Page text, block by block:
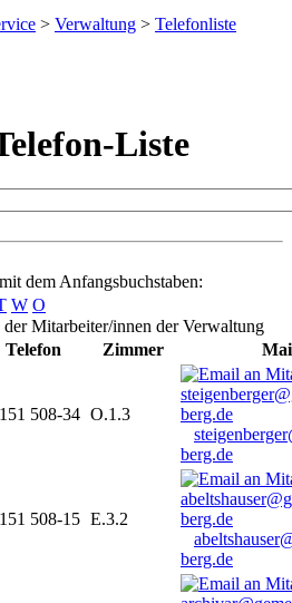
> Verwaltung > Telefonliste
Liste
dem Anfangsbuchstaben:
W O
der Mitarbeiter/innen der Verwaltung
Telefon Zimmer
508-34 O.1.3
berg.de
508-15 E.3.2
berg.de